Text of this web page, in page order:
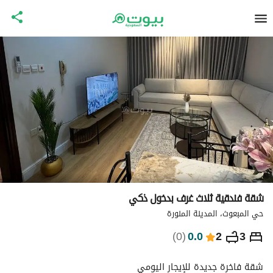
شقة فندقية ثلاث غرف بدخول ذكي
حي المبعوث، المدينة المنورة
3
2
0.0
(
0
) ⃁
488ليلة
التفاصيل الاماكن القريبة
شقة فاخرة جديدة للإيجار اليومي